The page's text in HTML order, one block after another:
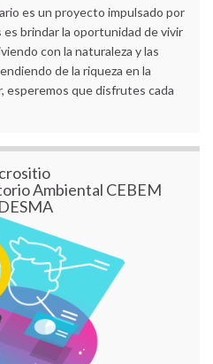
es un proyecto impulsado por
brindar la oportunidad de vivir
con la naturaleza y las
de la riqueza en la
esperemos que disfrutes cada
Ambiental CEBEM